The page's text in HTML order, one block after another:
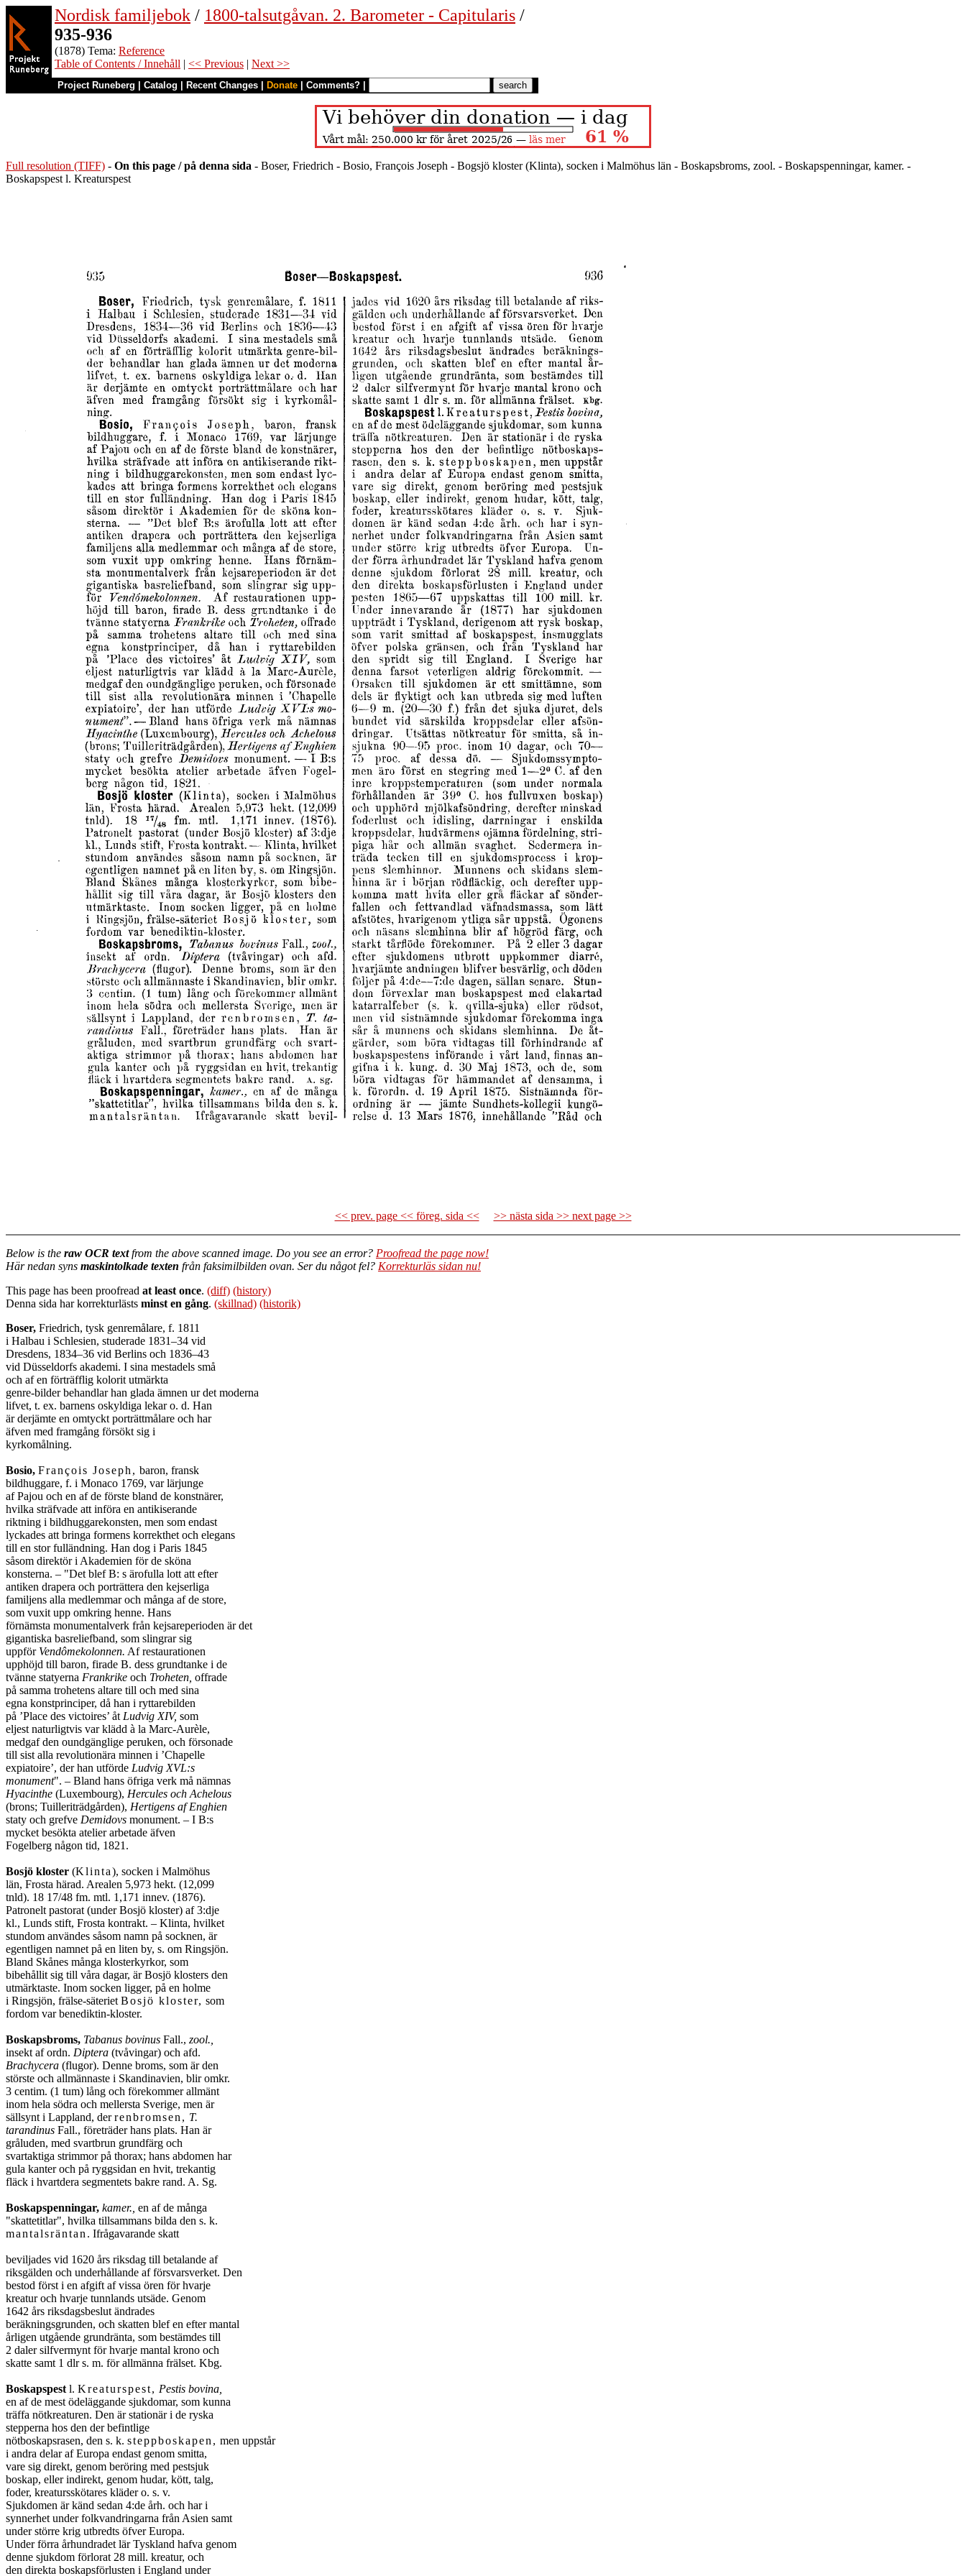
Nordisk familjebok / 1800-talsutgåvan. 2. Barometer - Capitularis /
935-936
(1878) Tema: Reference
Table of Contents / Innehåll | << Previous | Next >>
Project Runeberg Catalog Recent Changes Donate Comments?
Full resolution (TIFF) - On this page / på denna sida - Boser, Friedrich - Bosio, François Joseph - Bogsjö kloster (Klinta), socken i Malmöhus län - Boskapsbroms, zool. - Boskapspenningar, kamer. -
Boskapspest l. Kreaturspest
<< prev. page << föreg. sida << >> nästa sida >> next page >>
Below is the raw OCR textfrom the above scanned image. Do you see an error? Proofread the page now!
Här nedan syns maskintolkade texten från faksimilbilden ovan. Ser du något fel? Korrekturläs sidan nu!
This page has been proofread at least once. (diff) (history)
Denna sida har korrekturlästs minst en gång. (skillnad) (historik)
Boser, Friedrich, tysk genremålare, f. 1811
i Halbau i Schlesien, studerade 1831–34 vid
Dresdens, 1834–36 vid Berlins och 1836–43
vid Düsseldorfs akademi. I sina mestadels små
och af en förträfflig kolorit utmärkta
genre-bilder behandlar han glada ämnen ur det moderna
lifvet, t. ex. barnens oskyldiga lekar o. d. Han
är derjämte en omtyckt porträttmålare och har
äfven med framgång försökt sig i
kyrkomålning.
Bosio, François Joseph, baron, fransk
bildhuggare, f. i Monaco 1769, var lärjunge
af Pajou och en af de förste bland de konstnärer,
hvilka sträfvade att införa en antikiserande
riktning i bildhuggarekonsten, men som endast
lyckades att bringa formens korrekthet och elegans
till en stor fulländning. Han dog i Paris 1845
såsom direktör i Akademien för de sköna
konsterna. – "Det blef B: s ärofulla lott att efter
antiken drapera och porträttera den kejserliga
familjens alla medlemmar och många af de store,
som vuxit upp omkring henne. Hans
förnämsta monumentalverk från kejsareperioden är det
gigantiska basreliefband, som slingrar sig
uppför Vendômekolonnen. Af restaurationen
upphöjd till baron, firade B. dess grundtanke i de
tvänne statyerna Frankrike och Troheten, offrade
på samma trohetens altare till och med sina
egna konstprinciper, då han i ryttarebilden
på ’Place des victoires’ åt Ludvig XIV, som
eljest naturligtvis var klädd à la Marc-Aurèle,
medgaf den oundgänglige peruken, och försonade
till sist alla revolutionära minnen i ’Chapelle
expiatoire’, der han utförde Ludvig XVL:s
monument". – Bland hans öfriga verk må nämnas
Hyacinthe (Luxembourg), Hercules och Achelous
(brons; Tuilleriträdgården), Hertigens af Enghien
staty och grefve Demidovs monument. – I B:s
mycket besökta atelier arbetade äfven
Fogelberg någon tid, 1821.
Bosjö kloster (Klinta), socken i Malmöhus
län, Frosta härad. Arealen 5,973 hekt. (12,099
tnld). 18 17/48 fm. mtl. 1,171 innev. (1876).
Patronelt pastorat (under Bosjö kloster) af 3:dje
kl., Lunds stift, Frosta kontrakt. – Klinta, hvilket
stundom användes såsom namn på socknen, är
egentligen namnet på en liten by, s. om Ringsjön.
Bland Skånes många klosterkyrkor, som
bibehållit sig till våra dagar, är Bosjö klosters den
utmärktaste. Inom socken ligger, på en holme
i Ringsjön, frälse-säteriet Bosjö kloster, som
fordom var benediktin-kloster.
Boskapsbroms, Tabanus bovinus Fall., zool.,
insekt af ordn. Diptera (tvåvingar) och afd.
Brachycera (flugor). Denne broms, som är den
störste och allmännaste i Skandinavien, blir omkr.
3 centim. (1 tum) lång och förekommer allmänt
inom hela södra och mellersta Sverige, men är
sällsynt i Lappland, derrenbromsen, T.
tarandinus Fall., företräder hans plats. Han är
gråluden, med svartbrun grundfärg och
svartaktiga strimmor på thorax; hans abdomen har
gula kanter och på ryggsidan en hvit, trekantig
fläck i hvartdera segmentets bakre rand. A. Sg.
Boskapspenningar, kamer., en af de många
"skattetitlar", hvilka tillsammans bilda den s. k.
mantalsräntan . Ifrågavarande skatt
beviljades vid 1620 års riksdag till betalande af
riksgälden och underhållande af försvarsverket. Den
bestod först i en afgift af vissa ören för hvarje
kreatur och hvarje tunnlands utsäde. Genom
1642 års riksdagsbeslut ändrades
beräkningsgrunden, och skatten blef en efter mantal
årligen utgående grundränta, som bestämdes till
2 daler silfvermynt för hvarje mantal krono och
skatte samt 1 dlr s. m. för allmänna frälset. Kbg.
Boskapspest l. Kreaturspest, Pestis bovina,
en af de mest ödeläggande sjukdomar, som kunna
träffa nötkreaturen. Den är stationär i de ryska
stepperna hos den der befintlige
nötboskapsrasen, den s. k. steppboskapen, men uppstår
i andra delar af Europa endast genom smitta,
vare sig direkt, genom beröring med pestsjuk
boskap, eller indirekt, genom hudar, kött, talg,
foder, kreatursskötares kläder o. s. v.
Sjukdomen är känd sedan 4:de årh. och har i
synnerhet under folkvandringarna från Asien samt
under större krig utbredts öfver Europa.
Under förra århundradet lär Tyskland hafva genom
denne sjukdom förlorat 28 mill. kreatur, och
den direkta boskapsförlusten i England under